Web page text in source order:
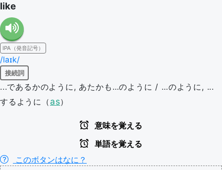
like
IPA（発音記号）
/laɪk/
接続詞
...であるかのように, あたかも…のように / …のように, ...
するように（ as）
意味を覚える
単語を覚える
このボタンはなに？